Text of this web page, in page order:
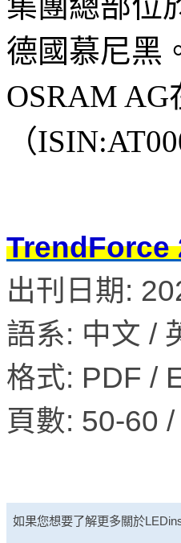
德國慕尼黑
OSRAM
（
TrendForce
出刊日期:
語系: 中文 /
格式: PDF /
頁數: 50-60
如果您想要了解更多關於